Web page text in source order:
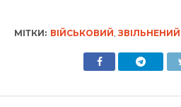
МІТКИ: ВІЙСЬКОВИЙ